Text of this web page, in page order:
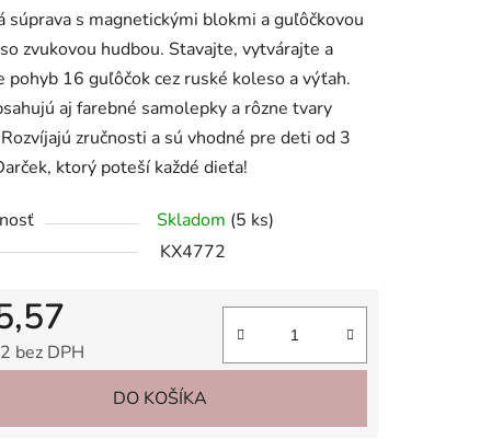
súprava s magnetickými blokmi a guľôčkovou
zvukovou hudbou. Stavajte, vytvárajte a
pohyb 16 guľôčok cez ruské koleso a výťah.
aj farebné samolepky a rôzne tvary
zručnosti a sú vhodné pre deti od 3
ktorý poteší každé dieťa!
Skladom (5 ks)
KX4772
bez DPH
DO KOŠÍKA